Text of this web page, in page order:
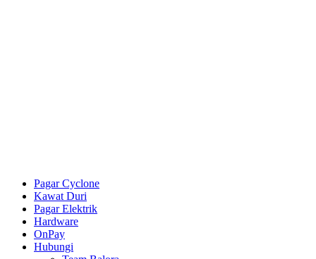
Pagar Cyclone
Kawat Duri
Pagar Elektrik
Hardware
OnPay
Hubungi